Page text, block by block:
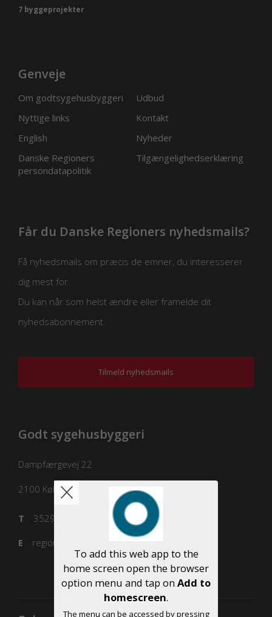
7 byggeprojekter
Genveje
Om godtsygehusbyggeri
Udbud
Nyttige links
Kontakt
English
Nyheder
Danske Regioners
persondatapolitik
Tilgængelighedserklæring
Får du Danske Regioners nyhedsmails?
Få nyhedsmails om præcis de emner, du interesserer
dig mest for.
Du kan når som helst ændre eller framelde dit
nyhedsabonnement.
Tilmeld nyhedsmails
Godt sygehusbyggeri
Dampfærgevej 22
2100 København Ø
3529 8100
T
regioner@regioner.dk
E
To add this web app to the
home screen open the browser
option menu and tap on Add to
homescreen.
The menu can be accessed by pressing